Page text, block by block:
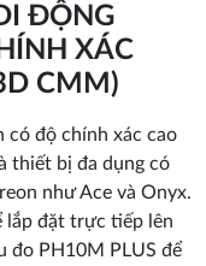
ĐỘNG
XÁC
CMM)
có độ chính xác cao
thiết bị đa dụng có
như Ace và Onyx.
lắp đặt trực tiếp lên
đo PH10M PLUS để